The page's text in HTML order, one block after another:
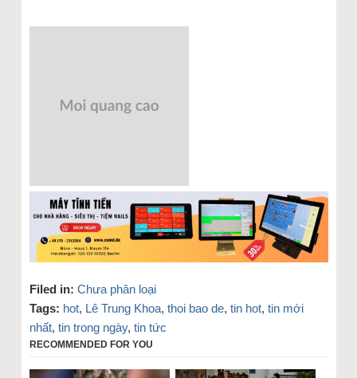
Filed in: Chưa phân loại
Tags: hot, Lê Trung Khoa, thoi bao de, tin hot, tin mới
nhất, tin trong ngày, tin tức
RECOMMENDED FOR YOU